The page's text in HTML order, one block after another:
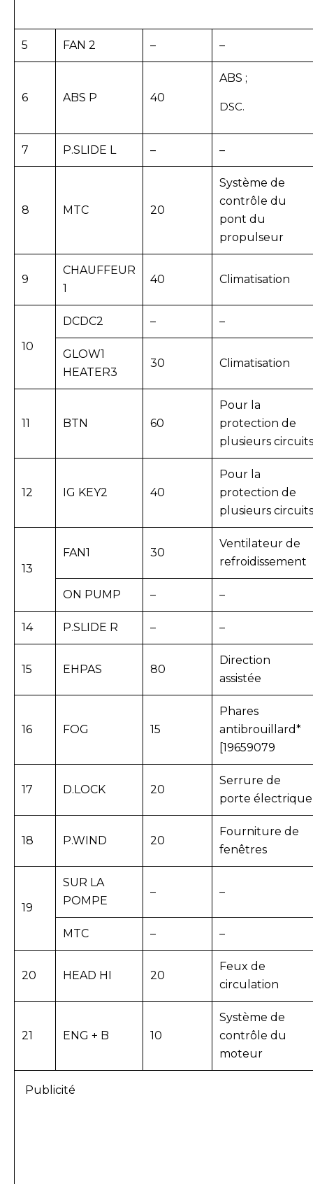
5 FAN 2 – –
6 ABS P 40
ABS ;
DSC.
7 P.SLIDE L – –
8 MTC 20
Système de
contrôle du
pont du
propulseur
9
CHAUFFEUR
1
40 Climatisation
10
DCDC2 – –
GLOW1
HEATER3
30 Climatisation
11 BTN 60
Pour la
protection de
plusieurs circuits
12 IG KEY2 40
Pour la
protection de
plusieurs circuits
13
FAN1 30
Ventilateur de
refroidissement
ON PUMP – –
14 P.SLIDE R – –
15 EHPAS 80
Direction
assistée
16 FOG 15
Phares
antibrouillard*
[19659079
17 D.LOCK 20
Serrure de
porte électrique
18 P.WIND 20
Fourniture de
fenêtres
19
SUR LA
POMPE
– –
MTC – –
20 HEAD HI 20
Feux de
circulation
21 ENG + B 10
Système de
contrôle du
moteur
Publicité